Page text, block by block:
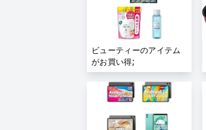
ビューティーのアイテム
がお買い得;